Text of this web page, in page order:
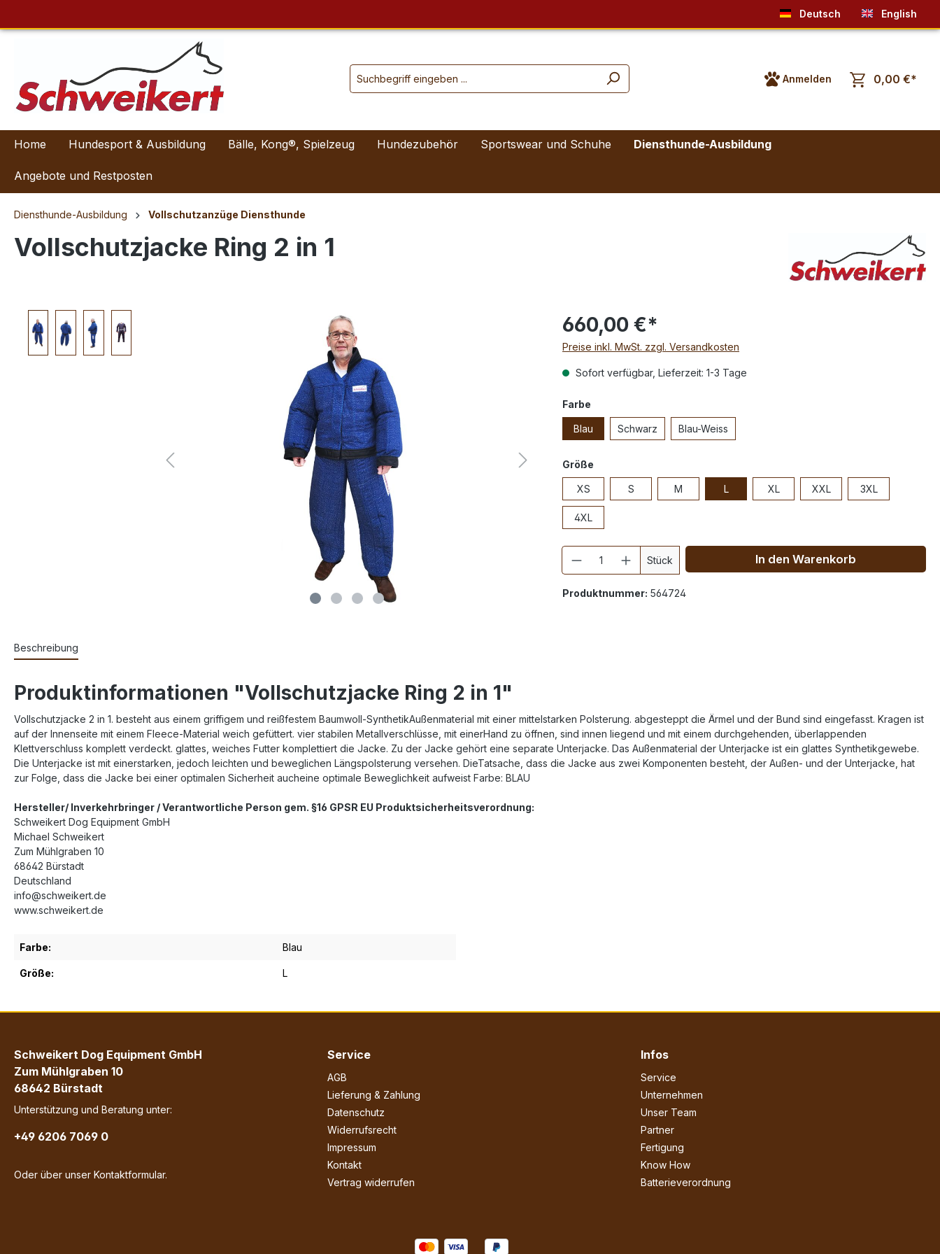
Deutsch English
Anmelden 0,00 €*
Home Hundesport & Ausbildung Bälle, Kong®, Spielzeug Hundezubehör Sportswear und Schuhe Diensthunde-Ausbildung
Angebote und Restposten
Diensthunde-Ausbildung Vollschutzanzüge Diensthunde
Vollschutzjacke Ring 2 in 1
660,00 €*
Preise inkl. MwSt. zzgl. Versandkosten
Sofort verfügbar, Lieferzeit: 1-3 Tage
Farbe
Blau Schwarz Blau-Weiss
Größe
XS S M L XL XXL 3XL
4XL
Anzahl
Stück In den Warenkorb
Produktnummer: 564724
Beschreibung
Produktinformationen "Vollschutzjacke Ring 2 in 1"
Vollschutzjacke 2 in 1. besteht aus einem griffigem und reißfestem Baumwoll-SynthetikAußenmaterial mit einer mittelstarken Polsterung. abgesteppt die Ärmel und der Bund sind eingefasst. Kragen ist
auf der Innenseite mit einem Fleece-Material weich gefüttert. vier stabilen Metallverschlüsse, mit einerHand zu öffnen, sind innen liegend und mit einem durchgehenden, überlappenden
Klettverschluss komplett verdeckt. glattes, weiches Futter komplettiert die Jacke. Zu der Jacke gehört eine separate Unterjacke. Das Außenmaterial der Unterjacke ist ein glattes Synthetikgewebe.
Die Unterjacke ist mit einerstarken, jedoch leichten und beweglichen Längspolsterung versehen. DieTatsache, dass die Jacke aus zwei Komponenten besteht, der Außen- und der Unterjacke, hat
zur Folge, dass die Jacke bei einer optimalen Sicherheit aucheine optimale Beweglichkeit aufweist Farbe: BLAU
Hersteller/ Inverkehrbringer / Verantwortliche Person gem. §16 GPSR EU Produktsicherheitsverordnung:
Schweikert Dog Equipment GmbH
Michael Schweikert
Zum Mühlgraben 10
68642 Bürstadt
Deutschland
info@schweikert.de
www.schweikert.de
Farbe: Blau
Größe: L
Schweikert Dog Equipment GmbH
Zum Mühlgraben 10
68642 Bürstadt
Unterstützung und Beratung unter:
+49 6206 7069 0
Oder über unser Kontaktformular.
Service
AGB
Lieferung & Zahlung
Datenschutz
Widerrufsrecht
Impressum
Kontakt
Vertrag widerrufen
Infos
Service
Unternehmen
Unser Team
Partner
Fertigung
Know How
Batterieverordnung